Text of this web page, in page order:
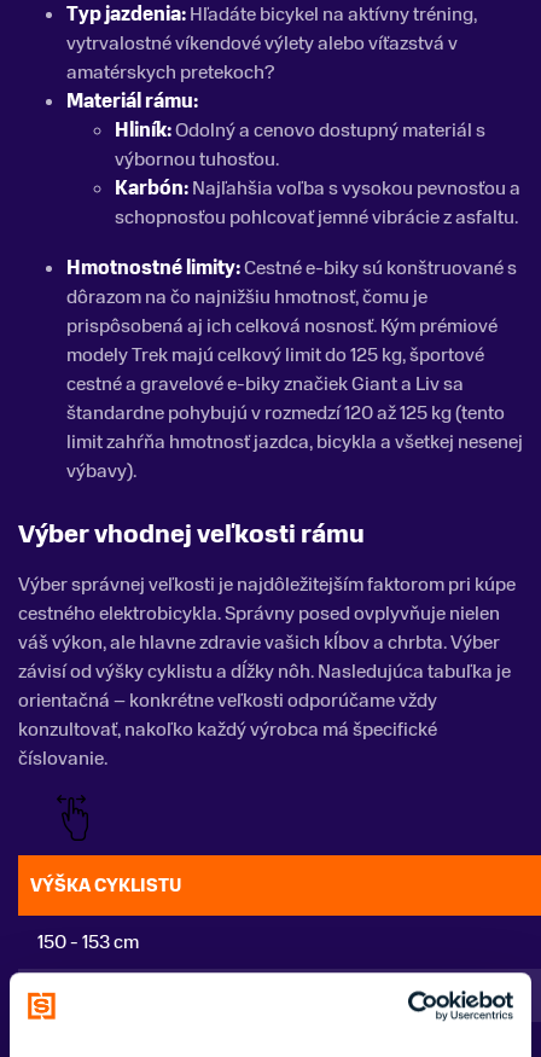
Typ jazdenia:Hľadáte bicykel na aktívny tréning,
vytrvalostné víkendové výlety alebo víťazstvá v
amatérskych pretekoch?
Materiál rámu:
Hliník:Odolný a cenovo dostupný materiál s
výbornou tuhosťou.
Karbón:Najľahšia voľba s vysokou pevnosťou a
schopnosťou pohlcovať jemné vibrácie z asfaltu.
Hmotnostné limity:Cestné e-biky sú konštruované s
dôrazom na čo najnižšiu hmotnosť, čomu je
prispôsobená aj ich celková nosnosť. Kým prémiové
modely Trek majú celkový limit do 125 kg, športové
cestné a gravelové e-biky značiek Giant a Liv sa
štandardne pohybujú v rozmedzí 120 až 125 kg (tento
limit zahŕňa hmotnosť jazdca, bicykla a všetkej nesenej
výbavy).
Výber vhodnej veľkosti rámu
Výber správnej veľkosti je najdôležitejším faktorom pri kúpe
cestného elektrobicykla. Správny posed ovplyvňuje nielen
váš výkon, ale hlavne zdravie vašich kĺbov a chrbta. Výber
závisí od výšky cyklistu a dĺžky nôh. Nasledujúca tabuľka je
orientačná – konkrétne veľkosti odporúčame vždy
konzultovať, nakoľko každý výrobca má špecifické
číslovanie.
VÝŠKA CYKLISTU
150 - 153 cm
153 - 158 cm